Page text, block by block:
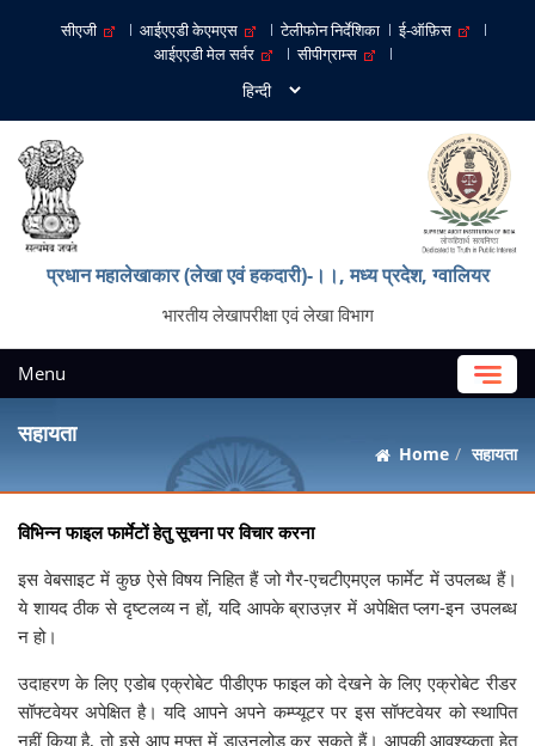
सीएजी आईएएडी केएमएस टेलीफोन निर्देशिका
ई-ऑफ़िस
आईएएडी मेल सर्वर
सीपीग्राम्स
प्रधान महालेखाकार (लेखा एवं हकदारी)-।।, मध्‍य प्रदेश, ग्‍वालियर
भारतीय लेखापरीक्षा एवं लेखा विभाग
Menu
सहायता
Home सहायता
विभिन्न फाइल फार्मेटों हेतु सूचना पर विचार करना
इस वेबसाइट में कुछ ऐसे विषय निहित हैं जो गैर-एचटीएमएल फार्मेट में उपलब्ध हैं।
ये शायद ठीक से दृष्टलव्य न हों, यदि आपके ब्राउज़र में अपेक्षित प्लग-इन उपलब्ध
न हो।
उदाहरण के लिए एडोब एक्रोबेट पीडीएफ फाइल को देखने के लिए एक्रोबेट रीडर
सॉफ्टवेयर अपेक्षित है। यदि आपने अपने कम्प्यूटर पर इस सॉफ्टवेयर को स्थापित
नहीं किया है, तो इसे आप मुफ्त में डाउनलोड कर सकते हैं। आपकी आवश्य्कता हेतु